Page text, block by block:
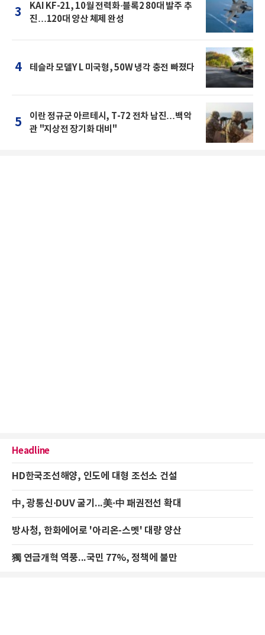
3
KAI KF-21, 10월 전력화·블록2 80대 발주 추
진…120대 양산 체제 완성
4 테슬라 모델Y L 미국형, 50W 냉각 충전 빠졌다
5
이란 정규군 아르테시, T-72 전차 남진…백악
관 "지상전 장기화 대비"
Headline
HD한국조선해양, 인도에 대형 조선소 건설
中, 광통신·DUV 굴기...美·中 패권전선 확대
방사청, 한화에어로 '아리온-스멧' 대량 양산
獨 연금개혁 역풍...국민 77%, 정책에 불만